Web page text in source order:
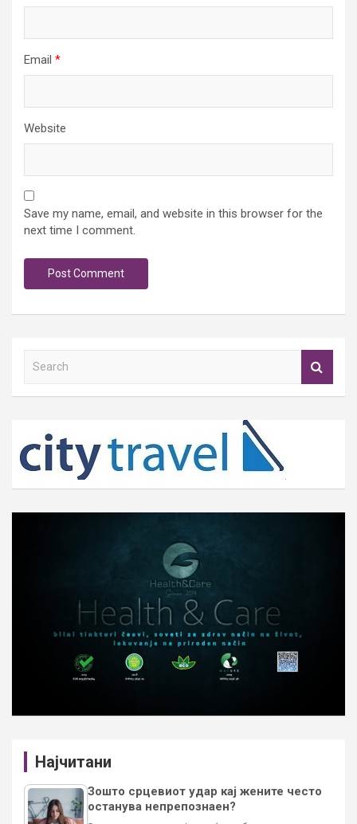
Email *
Website
Save my name, email, and website in this browser for the
next time I comment.
h
Најчитани
Зошто срцевиот удар кај жените често
останува непрепознаен?